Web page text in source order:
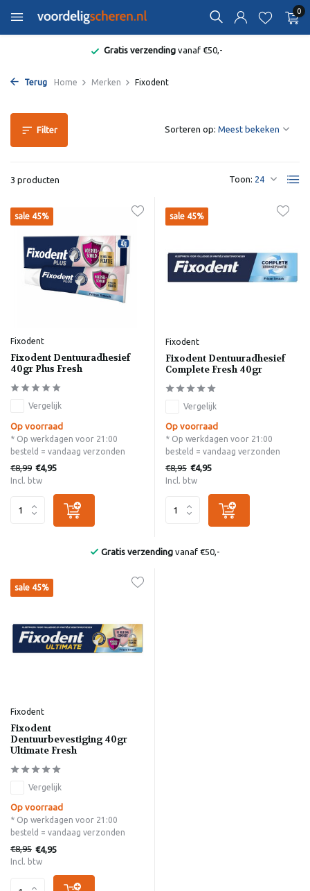
0
Gratis verzendingvanaf €50,-
Terug Home Merken Fixodent
Filter
3 producten Toon:
Sorteren op:
sale 45%
Fixodent
Fixodent Dentuuradhesief
40gr Plus Fresh
Vergelijk
Op voorraad
* Op werkdagen voor 21:00
besteld = vandaag verzonden
€8,99 €4,95
Incl. btw
sale 45%
Fixodent
Fixodent Dentuuradhesief
Complete Fresh 40gr
Vergelijk
Op voorraad
* Op werkdagen voor 21:00
besteld = vandaag verzonden
€8,95 €4,95
Incl. btw
Gratis verzending vanaf €50,-
sale 45%
Fixodent
Fixodent
Dentuurbevestiging 40gr
Ultimate Fresh
Vergelijk
Op voorraad
* Op werkdagen voor 21:00
besteld = vandaag verzonden
€8,95 €4,95
Incl. btw